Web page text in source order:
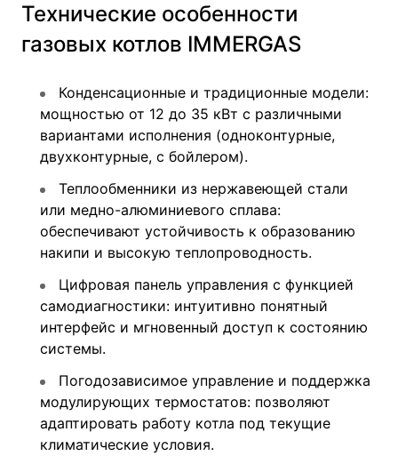
Технические особенности
газовых котлов IMMERGAS
Конденсационные и традиционные модели:
мощностью от 12 до 35 кВт с различными
вариантами исполнения (одноконтурные,
двухконтурные, с бойлером).
Теплообменники из нержавеющей стали
или медно-алюминиевого сплава:
обеспечивают устойчивость к образованию
накипи и высокую теплопроводность.
Цифровая панель управления с функцией
самодиагностики: интуитивно понятный
интерфейс и мгновенный доступ к состоянию
системы.
Погодозависимое управление и поддержка
модулирующих термостатов: позволяют
адаптировать работу котла под текущие
климатические условия.